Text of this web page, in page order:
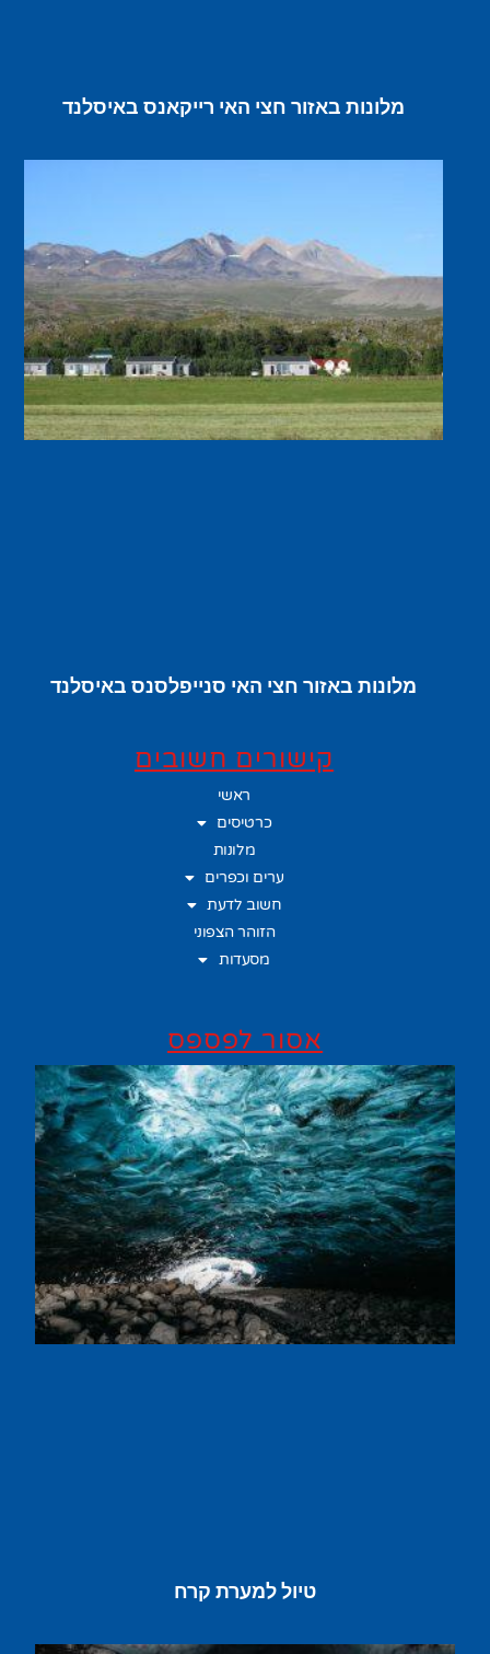
מלונות באזור חצי האי רייקאנס באיסלנד
מלונות באזור חצי האי סנייפלסנס באיסלנד
קישורים חשובים
ראשי
כרטיסים
מלונות
ערים וכפרים
חשוב לדעת
הזוהר הצפוני
מסעדות
אסור לפספס
טיול למערת קרח